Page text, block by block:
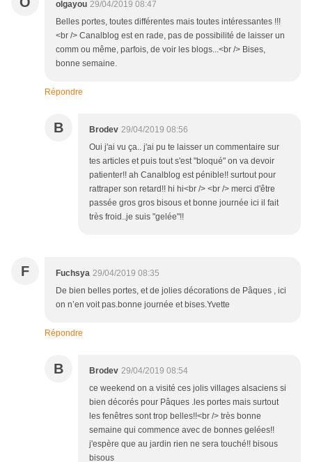
olgayou 29/04/2019 08:47
Belles portes, toutes différentes mais toutes intéressantes !!!
<br /> Canalblog est en rade, pas de possibilité de laisser un
comm ou même, parfois, de voir les blogs...<br /> Bises,
bonne semaine.
Répondre
B Brodev 29/04/2019 08:56
Oui j'ai vu ça.. j'ai pu te laisser un commentaire sur
tes articles et puis tout s'est "bloqué" on va devoir
patienter!! ah Canalblog est pénible!! surtout pour
rattraper son retard!! hi hi<br /> <br /> merci d'être
passée gros gros bisous et bonne journée ici il fait
très froid..je suis "gelée"!!
F Fuchsya 29/04/2019 08:35
De bien belles portes, et de jolies décorations de Pâques , ici
on n’en voit pas.bonne journée et bises.Yvette
Répondre
B Brodev 29/04/2019 08:54
ce weekend on a visité ces jolis villages alsaciens si
bien décorés pour Pâques .les portes mais surtout
les fenêtres sont trop belles!!<br /> très bonne
semaine qui commence avec de bonnes gelées!!
j'espère que au jardin rien ne sera touché!! bisous
bisous